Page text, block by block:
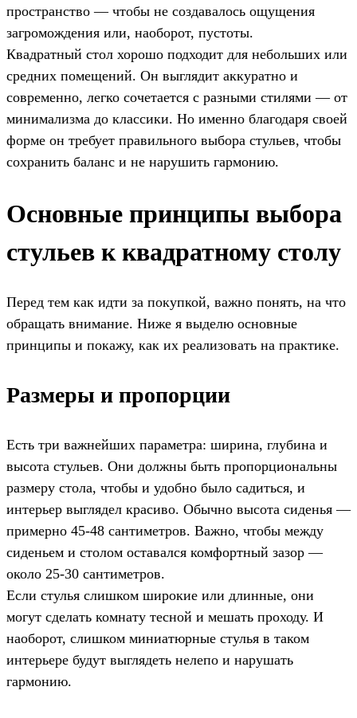
пространство — чтобы не создавалось ощущения
загромождения или, наоборот, пустоты.
Квадратный стол хорошо подходит для небольших или
средних помещений. Он выглядит аккуратно и
современно, легко сочетается с разными стилями — от
минимализма до классики. Но именно благодаря своей
форме он требует правильного выбора стульев, чтобы
сохранить баланс и не нарушить гармонию.
Основные принципы выбора
стульев к квадратному столу
Перед тем как идти за покупкой, важно понять, на что
обращать внимание. Ниже я выделю основные
принципы и покажу, как их реализовать на практике.
Размеры и пропорции
Есть три важнейших параметра: ширина, глубина и
высота стульев. Они должны быть пропорциональны
размеру стола, чтобы и удобно было садиться, и
интерьер выглядел красиво. Обычно высота сиденья —
примерно 45-48 сантиметров. Важно, чтобы между
сиденьем и столом оставался комфортный зазор —
около 25-30 сантиметров.
Если стулья слишком широкие или длинные, они
могут сделать комнату тесной и мешать проходу. И
наоборот, слишком миниатюрные стулья в таком
интерьере будут выглядеть нелепо и нарушать
гармонию.